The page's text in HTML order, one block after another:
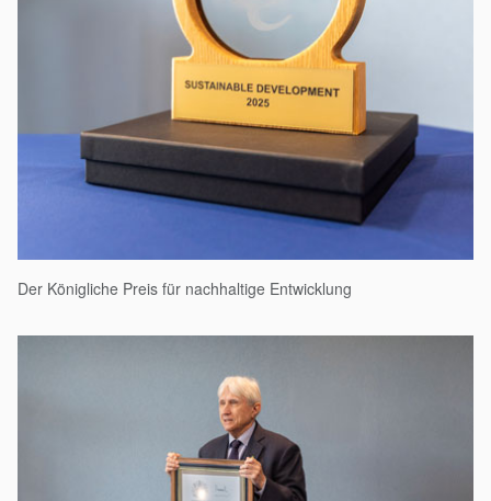
Der Königliche Preis für nachhaltige Entwicklung